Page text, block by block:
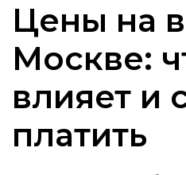
Цены на
Москве:
влияет и
платить